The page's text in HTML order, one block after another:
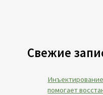
Свежие
помогает